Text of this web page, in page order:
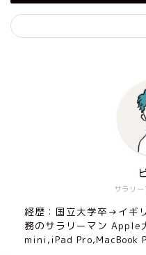
サラリ
経歴：国立大学卒→イギ
務のサラリーマン
mini,iPad Pro,MacBook